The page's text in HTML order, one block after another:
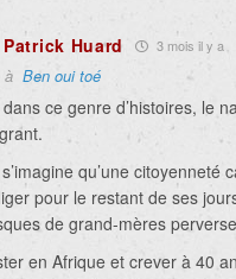
Huard 3 mois il y a
à Ben oui toé
dans ce genre d’histoires, le
qu’une citoyenneté
pour le restant de ses
de grand-mères
en Afrique et crever à 40